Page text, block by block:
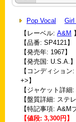
Pop Vocal Girl
【レーベル: A&M 】
【品番: SP4121】
【発売年: 1967】
【発売国: U.S.A.】
【コンディショ
+>】
【ジャケット詳細
【盤質詳細: ステレ
【特記事項: A&M
【値段: 3,300円】